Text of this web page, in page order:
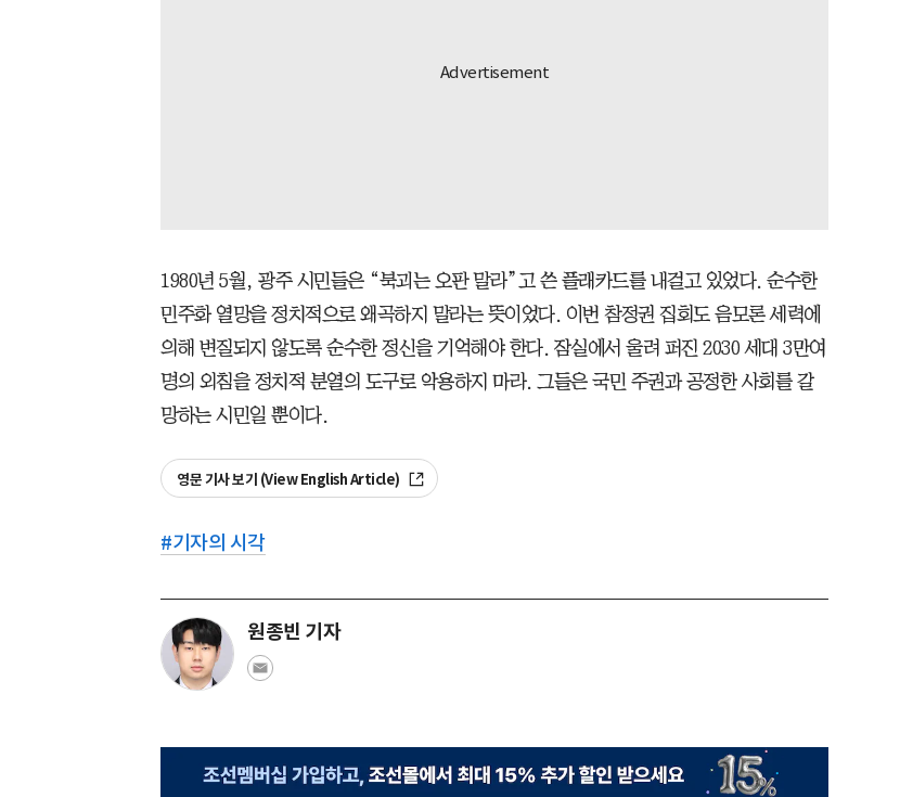
1980년 5월, 광주 시민들은 “북괴는 오판 말라”고 쓴 플래카드를 내걸고 있었다. 순수한
민주화 열망을 정치적으로 왜곡하지 말라는 뜻이었다. 이번 참정권 집회도 음모론 세력에
의해 변질되지 않도록 순수한 정신을 기억해야 한다. 잠실에서 울려 퍼진 2030 세대 3만여
명의 외침을 정치적 분열의 도구로 악용하지 마라. 그들은 국민 주권과 공정한 사회를 갈
망하는 시민일 뿐이다.
영문 기사 보기 (View English Article)
#기자의 시각
원종빈 기자